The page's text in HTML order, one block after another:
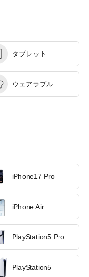
タブレット
ウェアラブル
iPhone17 Pro
iPhone Air
PlayStation5 Pro
PlayStation5